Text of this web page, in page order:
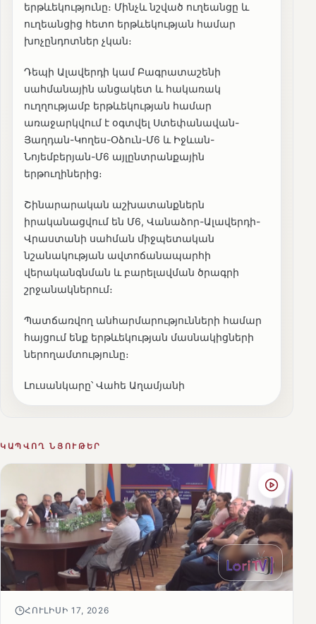
երթևեկությունը։ Մինչև նշված ուղեանցը և
ուղեանցից հետո երթևեկության համար
խոչընդոտներ չկան։
Դեպի Ալավերդի կամ Բագրատաշենի
սահմանային անցակետ և հակառակ
ուղղությամբ երթևեկության համար
առաջարկվում է օգտվել Ստեփանավան-
Յաղդան-Կողես-Օձուն-Մ6 և Իջևան-
Նոյեմբերյան-Մ6 այլընտրանքային
երթուղիներից։
Շինարարական աշխատանքներն
իրականացվում են Մ6, Վանաձոր-Ալավերդի-
Վրաստանի սահման միջպետական
նշանակության ավտոճանապարհի
վերականգնման և բարելավման ծրագրի
շրջանակներում։
Պատճառվող անհարմարությունների համար
հայցում ենք երթևեկության մասնակիցների
ներողամտությունը։
Լուսանկարը՝ Վահե Աղամյանի
ԿԱՊՎՈՂ ՆՅՈՒԹԵՐ
ՀՈՒԼԻՍԻ 17, 2026